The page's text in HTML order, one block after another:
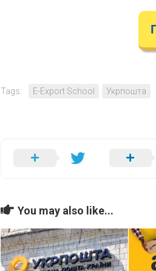
Tags: E-Export School Укрпошта
You may also like...